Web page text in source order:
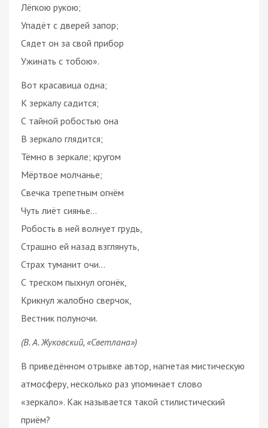
Лёгкою рукою;
Упадёт с дверей запор;
Сядет он за свой прибор
Ужинать с тобою».
Вот красавица одна;
К зеркалу садится;
С тайной робостью она
В зеркало глядится;
Тёмно в зеркале; кругом
Мёртвое молчанье;
Свечка трепетным огнём
Чуть лиёт сиянье…
Робость в ней волнует грудь,
Страшно ей назад взглянуть,
Страх туманит очи…
С треском пыхнул огонёк,
Крикнул жалобно сверчок,
Вестник полуночи.
(В. А. Жуковский, «Светлана»)
В приведённом отрывке автор, нагнетая мистическую
атмосферу, несколько раз упоминает слово
«зеркало». Как называется такой стилистический
приём?